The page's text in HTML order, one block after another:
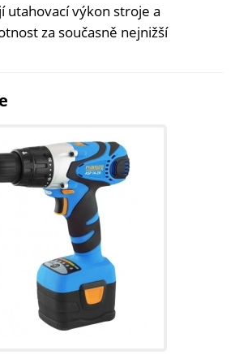
utahovací výkon stroje a
za současně nejnižší